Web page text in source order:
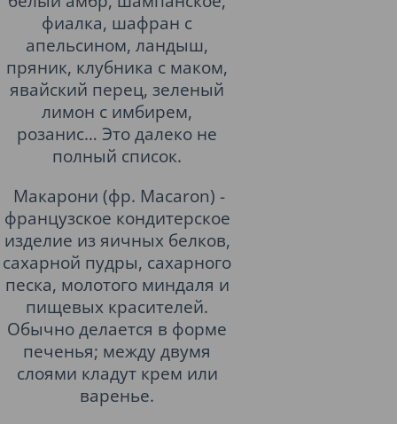
фиалка, шафран с
апельсином, ландыш,
пряник, клубника с маком,
явайский перец, зеленый
лимон с имбирем,
розанис… Это далеко не
полный список.
Макарони (фр. Macaron) -
французское кондитерское
изделие из яичных белков,
сахарной пудры, сахарного
песка, молотого миндаля и
пищевых красителей.
Обычно делается в форме
печенья; между двумя
слоями кладут крем или
варенье.